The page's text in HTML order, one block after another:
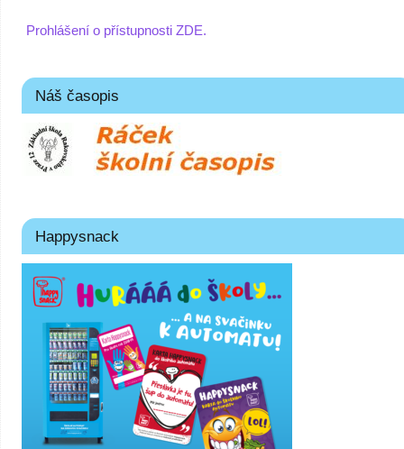
Prohlášení o přístupnosti ZDE.
Náš časopis
Happysnack